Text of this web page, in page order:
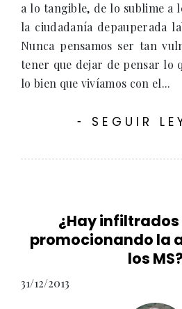
a lo tangible, de lo sublime a
la ciudadanía depauperada
Nunca pensamos ser tan
tener que dejar de pensar lo
lo bien que vivíamos con el...
- SEGUIR
¿Hay
promocionando la
los MS?
31/12/2013